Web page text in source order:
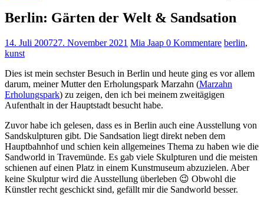
Berlin: Gärten der Welt & Sandsation
14. Juli 200727. November 2021 Mia Jaap 0 Kommentare berlin,
kunst
Dies ist mein sechster Besuch in Berlin und heute ging es vor allem
darum, meiner Mutter den Erholungspark Marzahn (Marzahn
Erholungspark) zu zeigen, den ich bei meinem zweitägigen
Aufenthalt in der Hauptstadt besucht habe.
Zuvor habe ich gelesen, dass es in Berlin auch eine Ausstellung von
Sandskulpturen gibt. Die Sandsation liegt direkt neben dem
Hauptbahnhof und schien kein allgemeines Thema zu haben wie die
Sandworld in Travemünde. Es gab viele Skulpturen und die meisten
schienen auf einen Platz in einem Kunstmuseum abzuzielen. Aber
keine Skulptur wird die Ausstellung überleben 😉 Obwohl die
Künstler recht geschickt sind, gefällt mir die Sandworld besser.